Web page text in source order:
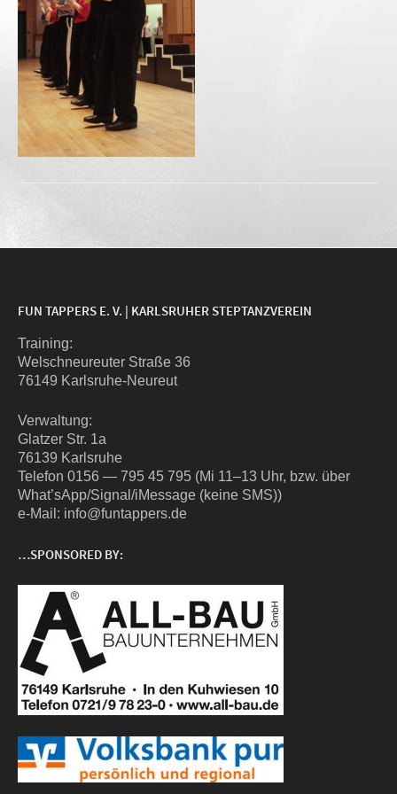
FUN TAPPERS E. V. | KARLSRUHER STEPTANZVEREIN
Trai­ning:
Wel­sch­neu­reu­ter Stra­ße 36
76149 Karlsruhe-Neureut
Ver­wal­tung:
Glat­zer Str. 1a
76139 Karlsruhe
Tele­fon 0156 — 795 45 795 (Mi 11–13 Uhr, bzw. über
What’sApp/Signal/iMessage (kei­ne SMS))
e‑Mail: info@funtappers.de
…SPONSORED BY: